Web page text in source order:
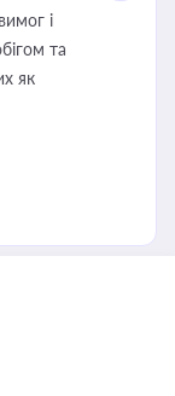
і
та
як